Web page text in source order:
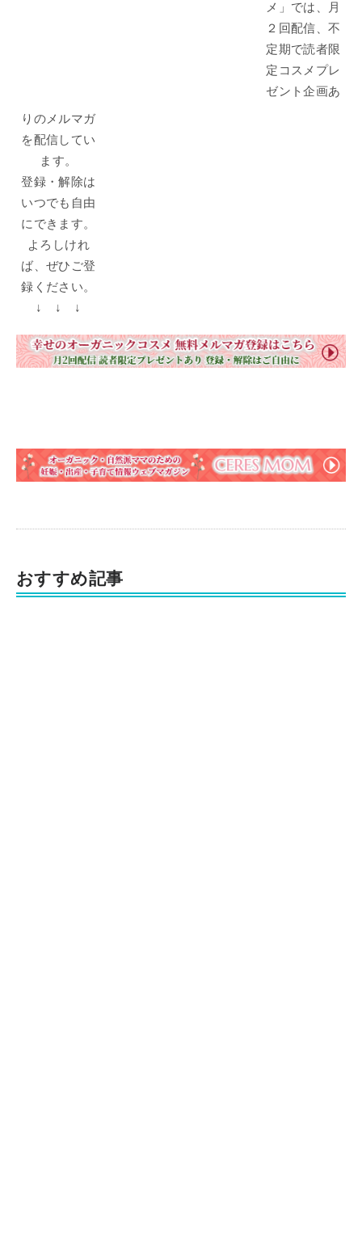
メ」では、月
２回配信、不
定期で読者限
定コスメプレ
ゼント企画あ
りのメルマガ
を配信してい
ます。
登録・解除は
いつでも自由
にできます。
よろしけれ
ば、ぜひご登
録ください。
↓ ↓ ↓
おすすめ記事